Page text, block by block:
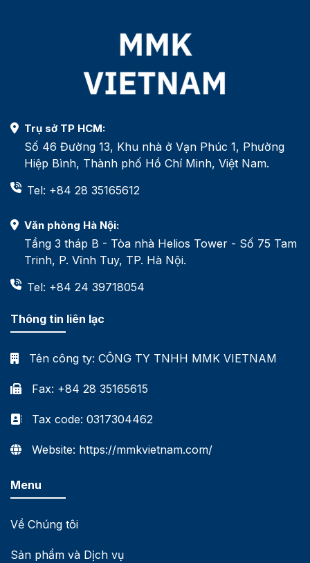
Trụ sở TP HCM:
Số 46 Đường 13, Khu nhà ở Vạn Phúc 1, Phường
Hiệp Bình, Thành phố Hồ Chí Minh, Việt Nam.
Tel: +84 28 35165612
Văn phòng Hà Nội:
Tầng 3 tháp B - Tòa nhà Helios Tower - Số 75 Tam
Trinh, P. Vĩnh Tuy, TP. Hà Nội.
Tel: +84 24 39718054
Thông tin liên lạc
Tên công ty: CÔNG TY TNHH MMK VIETNAM
Fax: +84 28 35165615
Tax code: 0317304462
Website: https://mmkvietnam.com/
Menu
Về Chúng tôi
Sản phẩm và Dịch vụ